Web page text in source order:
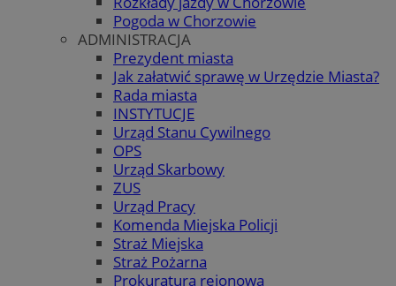
Pogoda w Chorzowie
ADMINISTRACJA
Prezydent miasta
Jak załatwić sprawę w Urzędzie Miasta?
Rada miasta
INSTYTUCJE
Urząd Stanu Cywilnego
OPS
Urząd Skarbowy
ZUS
Urząd Pracy
Komenda Miejska Policji
Straż Miejska
Straż Pożarna
Prokuratura rejonowa